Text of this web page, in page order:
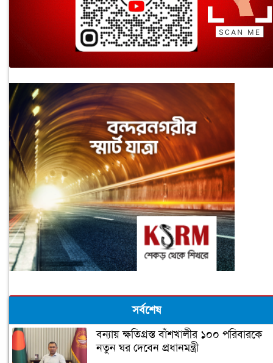
সর্বশেষ
বন্যায় ক্ষতিগ্রস্ত বাঁশখালীর ১০০ পরিবারকে
নতুন ঘর দেবেন প্রধানমন্ত্রী